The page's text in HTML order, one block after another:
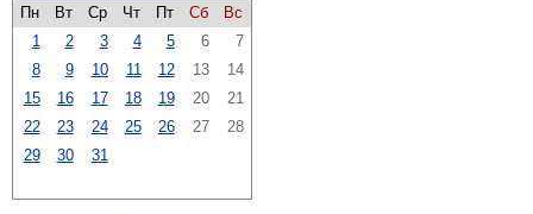
Пн
Вт Ср Чт Пт Сб
Вс
1
2 3 4 5 6
7
8
9 10 11 12 13
14
15
16 17 18 19 20
21
22
23 24 25 26 27
28
29
30 31